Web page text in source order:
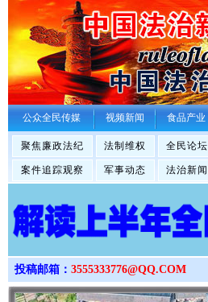
公众全民传媒 视频新闻 食品产业
聚焦廉政法纪 法制维权 全民论坛
案件追踪观察 军事动态 法治新闻
投稿邮箱： 3555333776@QQ.COM